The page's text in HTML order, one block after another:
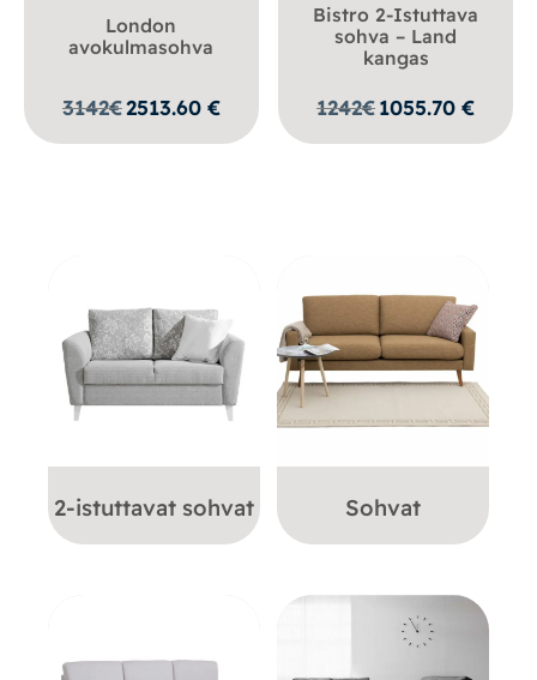
London
avokulmasohva
3142€2513.60 €
Bistro 2-Istuttava
sohva – Land
kangas
1242€1055.70€
2-istuttavat sohvat Sohvat